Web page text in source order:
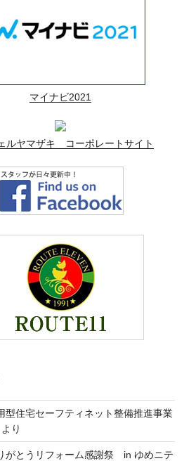
マイナビ2021
ルヤマザキ コーポレートサイト
型住宅セーフティネット整備推進事業
より
がとうリフォーム感謝祭 in ゆめニテ